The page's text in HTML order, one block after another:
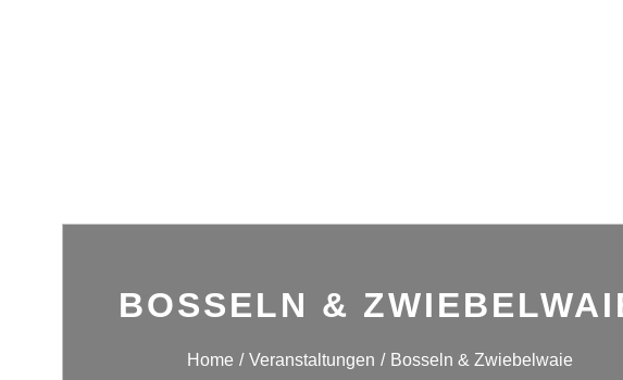
BOSSELN &
Home Veranstaltungen Bosseln & Zwiebelwaie